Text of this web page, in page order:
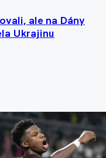
ale na Dány
Ukrajinu